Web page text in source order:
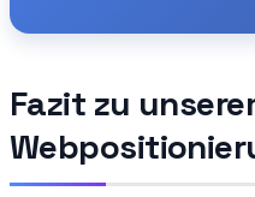
Fazit zu